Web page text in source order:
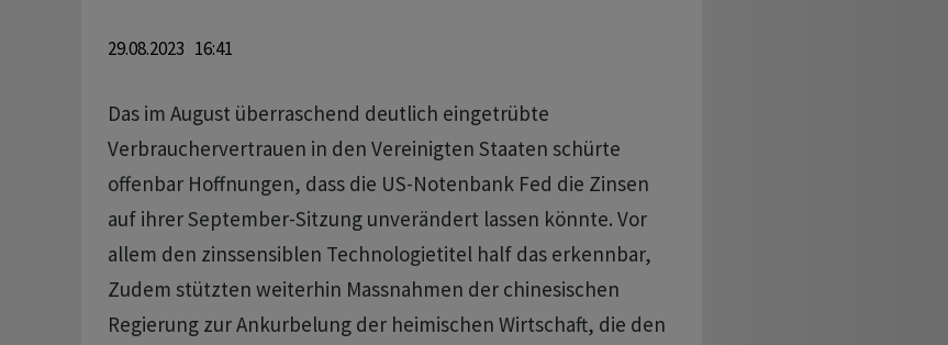
29.08.2023 16:41
Das im August überraschend deutlich eingetrübte
Verbrauchervertrauen in den Vereinigten Staaten schürte
offenbar Hoffnungen, dass die US-Notenbank Fed die Zinsen
auf ihrer September-Sitzung unverändert lassen könnte. Vor
allem den zinssensiblen Technologietitel half das erkennbar,
Zudem stützten weiterhin Massnahmen der chinesischen
Regierung zur Ankurbelung der heimischen Wirtschaft, die den